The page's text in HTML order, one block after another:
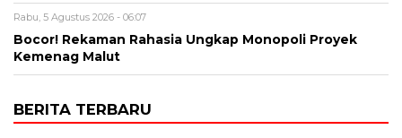
Rabu, 5 Agustus 2026 - 06:07
Bocor! Rekaman Rahasia Ungkap Monopoli Proyek
Kemenag Malut
BERITA TERBARU